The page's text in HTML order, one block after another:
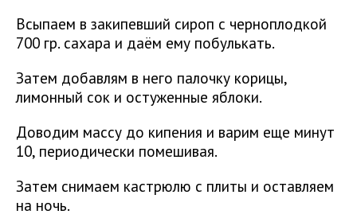
Всыпаем в закипевший сироп с черноплодкой
700 гр. сахара и даём ему побулькать.
Затем добавлям в него палочку корицы,
лимонный сок и остуженные яблоки.
Доводим массу до кипения и варим еще минут
10, периодически помешивая.
Затем снимаем кастрюлю с плиты и оставляем
на ночь.